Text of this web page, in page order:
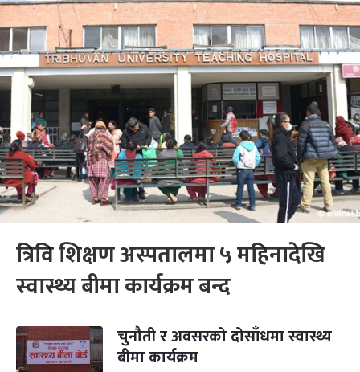
त्रिवि शिक्षण अस्पतालमा ५ महिनादेखि
स्वास्थ्य बीमा कार्यक्रम बन्द
चुनौती र अवसरको दोसाँधमा स्वास्थ्य
बीमा कार्यक्रम